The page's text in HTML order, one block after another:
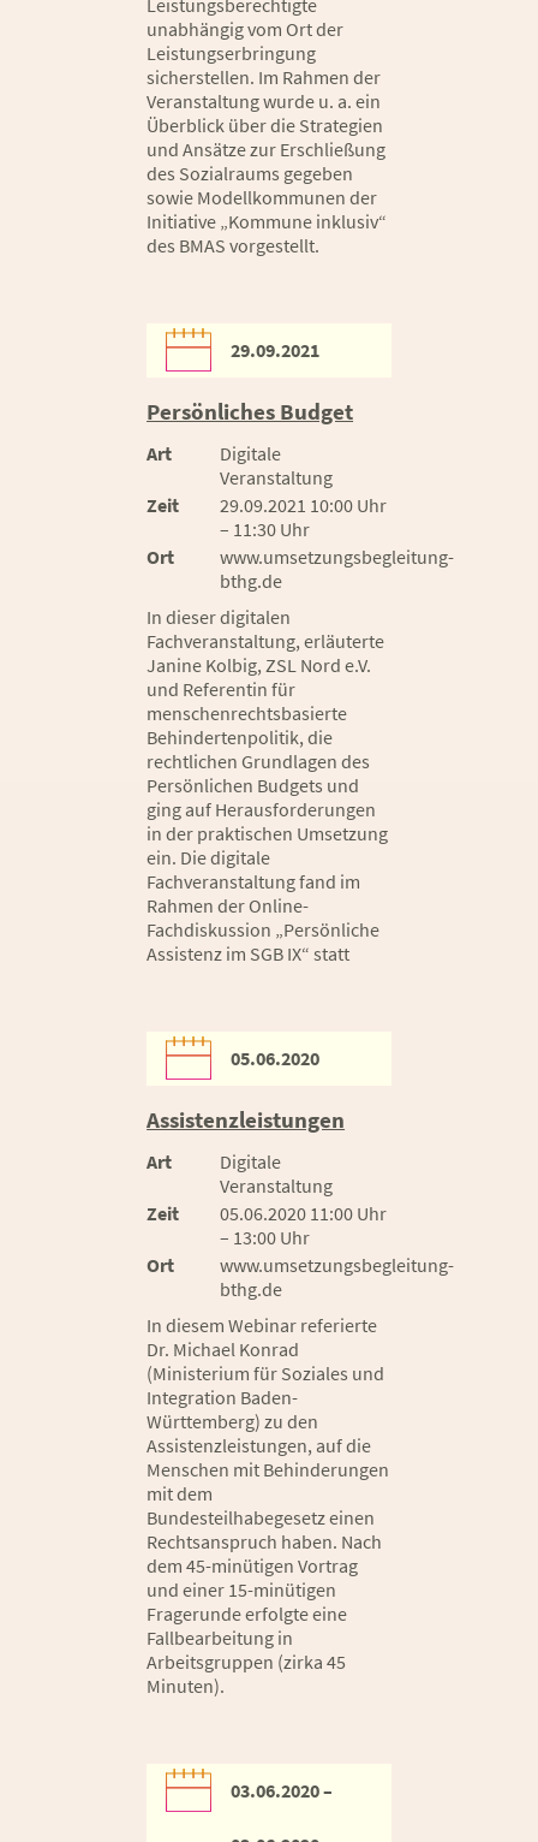
Leistungsberechtigte
unabhängig vom Ort der
Leistungserbringung
sicherstellen. Im Rahmen der
Veranstaltung wurde u. a. ein
Überblick über die Strategien
und Ansätze zur Erschließung
des Sozialraums gegeben
sowie Modellkommunen der
Initiative „Kommune inklusiv“
des BMAS vorgestellt.
29.09.2021
Persönliches Budget
Art
Digitale
Veranstaltung
Zeit
29.09.2021 10:00 Uhr
– 11:30 Uhr
Ort
www.umsetzungsbegleitung-
bthg.de
In dieser digitalen
Fachveranstaltung, erläuterte
Janine Kolbig, ZSL Nord e.V.
und Referentin für
menschenrechtsbasierte
Behindertenpolitik, die
rechtlichen Grundlagen des
Persönlichen Budgets und
ging auf Herausforderungen
in der praktischen Umsetzung
ein. Die digitale
Fachveranstaltung fand im
Rahmen der Online-
Fachdiskussion „Persönliche
Assistenz im SGB IX“ statt
05.06.2020
Assistenzleistungen
Art
Digitale
Veranstaltung
Zeit
05.06.2020 11:00 Uhr
– 13:00 Uhr
Ort
www.umsetzungsbegleitung-
bthg.de
In diesem Webinar referierte
Dr. Michael Konrad
(Ministerium für Soziales und
Integration Baden-
Württemberg) zu den
Assistenzleistungen, auf die
Menschen mit Behinderungen
mit dem
Bundesteilhabegesetz einen
Rechtsanspruch haben. Nach
dem 45-minütigen Vortrag
und einer 15-minütigen
Fragerunde erfolgte eine
Fallbearbeitung in
Arbeitsgruppen (zirka 45
Minuten).
03.06.2020 –